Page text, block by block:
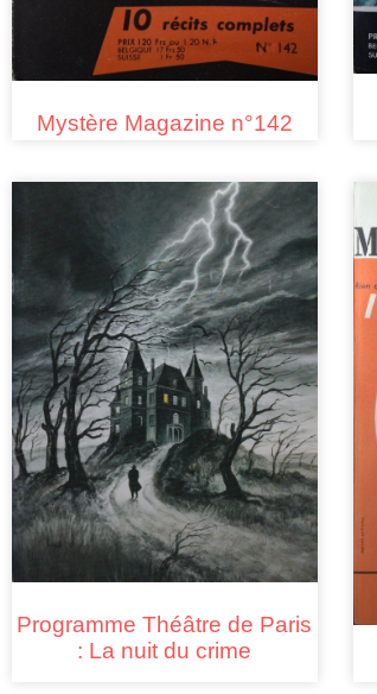
Mystère Magazine n°142
Programme Théâtre de Paris
: La nuit du crime